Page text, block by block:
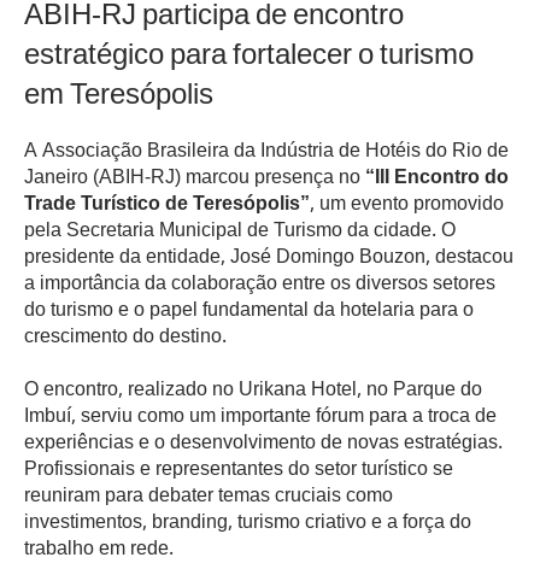
ABIH-RJ participa de encontro
estratégico para fortalecer o turismo
em Teresópolis
A Associação Brasileira da Indústria de Hotéis do Rio de
Janeiro (ABIH-RJ) marcou presença no“III Encontro do
Trade Turístico de Teresópolis”, um evento promovido
pela Secretaria Municipal de Turismo da cidade. O
presidente da entidade, José Domingo Bouzon, destacou
a importância da colaboração entre os diversos setores
do turismo e o papel fundamental da hotelaria para o
crescimento do destino.
O encontro, realizado no Urikana Hotel, no Parque do
Imbuí, serviu como um importante fórum para a troca de
experiências e o desenvolvimento de novas estratégias.
Profissionais e representantes do setor turístico se
reuniram para debater temas cruciais como
investimentos, branding, turismo criativo e a força do
trabalho em rede.